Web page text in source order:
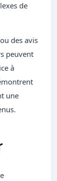
de
des avis
peuvent
à
une